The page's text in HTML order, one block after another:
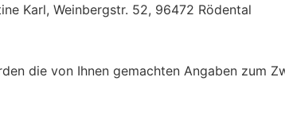
Karl, Weinbergstr. 52, 96472 Rödental
die von Ihnen gemachten Angaben zum